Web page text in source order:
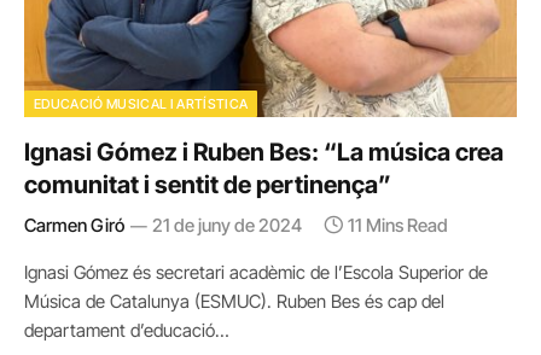
EDUCACIÓ MUSICAL I ARTÍSTICA
Ignasi Gómez i Ruben Bes: “La música crea
comunitat i sentit de pertinença”
Carmen Giró 21 de juny de 2024 11 Mins Read
Ignasi Gómez és secretari acadèmic de l’Escola Superior de
Música de Catalunya (ESMUC). Ruben Bes és cap del
departament d’educació…